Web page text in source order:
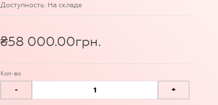
Доступность: На складе
₴58 000.00грн.
Кол-во
- +